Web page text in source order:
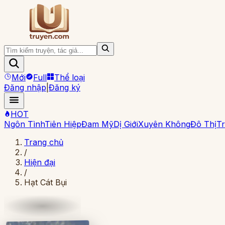
Mới Full
Thể loại
Đăng nhập Đăng ký
HOT
Ngôn TìnhTiên HiệpĐam MỹDị GiớiXuyên KhôngĐô Thị
Trang chủ
/
Hiện đại
/
Hạt Cát Bụi